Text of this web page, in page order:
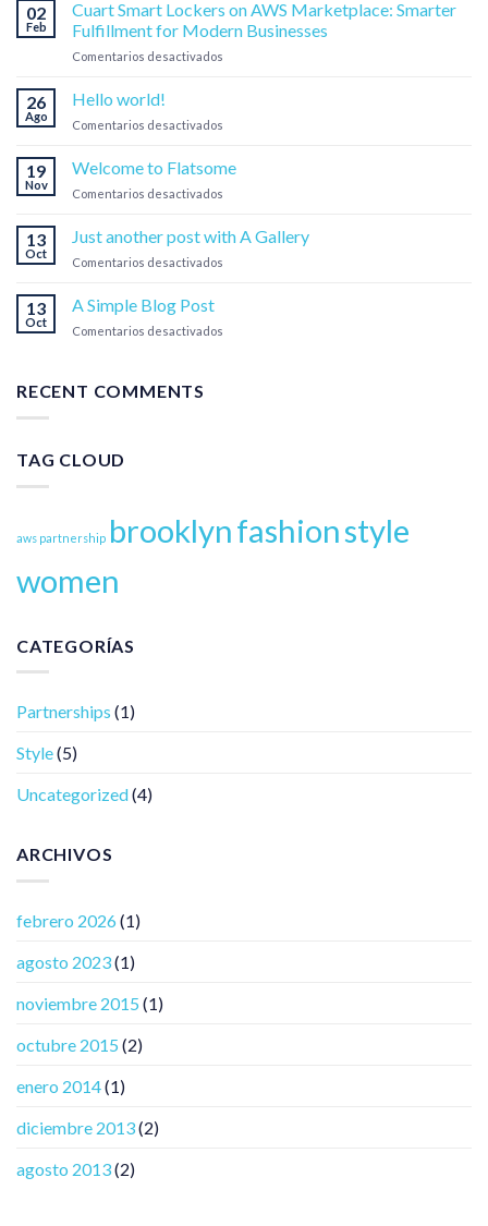
02
Feb
Cuart Smart Lockers on AWS Marketplace: Smarter
Fulfillment for Modern Businesses
Comentarios desactivados
Marketplace:
Modern
26
Ago
Hello world!
Comentarios desactivados
19
Nov
Welcome to Flatsome
Comentarios desactivados
to
13
Oct
Just another post with A Gallery
Comentarios desactivados
13
Oct
A Simple Blog Post
Comentarios desactivados
RECENT COMMENTS
TAG CLOUD
aws partnership brooklynfashionstyle
women
CATEGORÍAS
Partnerships (1)
Style(5)
Uncategorized(4)
ARCHIVOS
febrero 2026 (1)
agosto 2023(1)
noviembre 2015 (1)
octubre 2015 (2)
enero 2014(1)
diciembre 2013(2)
agosto 2013(2)